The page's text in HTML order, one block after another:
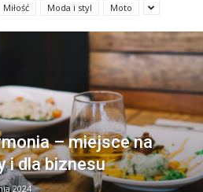
Miłość Moda i styl Moto
– miejsce na
i dla biznesu
2024